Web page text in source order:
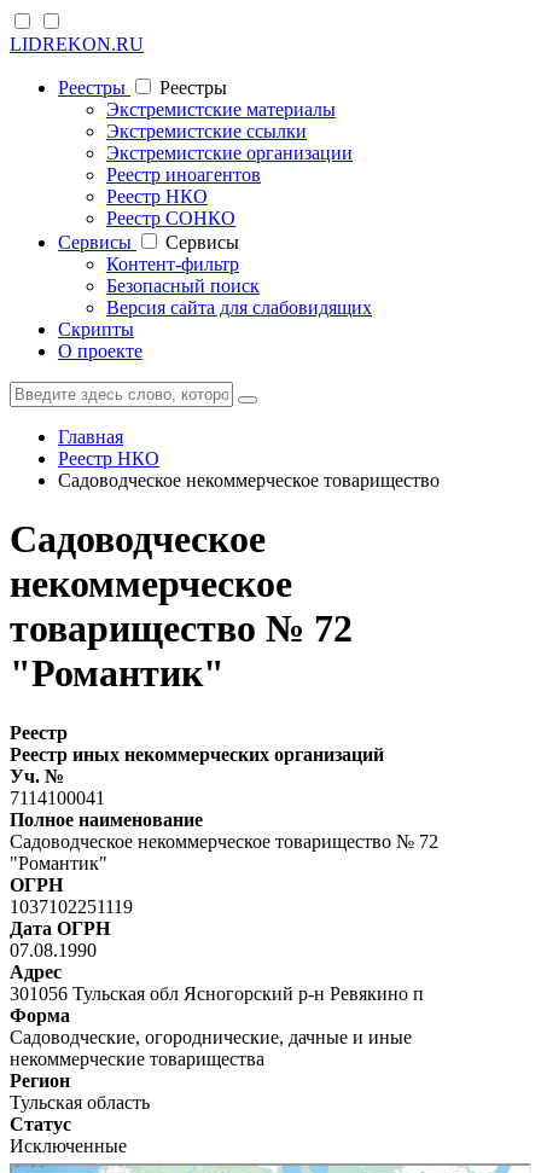
LIDREKON.RU
Реестры
Реестры
Экстремистские материалы
Экстремистские ссылки
Экстремистские организации
Реестр иноагентов
Реестр НКО
Реестр СОНКО
Cервисы
Cервисы
Контент-фильтр
Безопасный поиск
Версия сайта для слабовидящих
Скрипты
О проекте
Главная
Реестр НКО
Садоводческое некоммерческое товарищество
Садоводческое
некоммерческое
товарищество № 72
"Романтик"
Реестр
Реестр иных некоммерческих организаций
Уч. №
7114100041
Полное наименование
Садоводческое некоммерческое товарищество № 72
"Романтик"
ОГРН
1037102251119
Дата ОГРН
07.08.1990
Адрес
301056 Тульская обл Ясногорский р-н Ревякино п
Форма
Садоводческие, огороднические, дачные и иные
некоммерческие товарищества
Регион
Тульская область
Статус
Исключенные